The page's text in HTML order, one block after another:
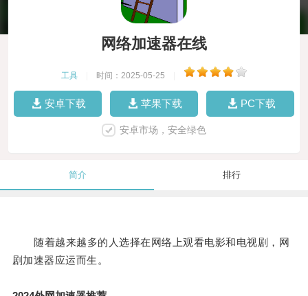
网络加速器在线
工具 时间：2025-05-25
安卓下载 苹果下载 PC下载
安卓市场，安全绿色
简介 排行
随着越来越多的人选择在网络上观看电影和电视剧，网
剧加速器应运而生。